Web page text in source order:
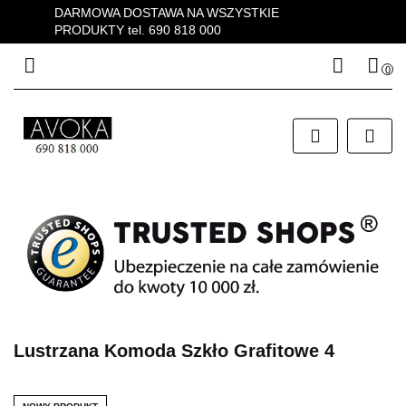
DARMOWA DOSTAWA NA WSZYSTKIE
PRODUKTY tel. 690 818 000
Zaloguj się
Zarejestruj się
0
Lustrzana Komoda Szkło Grafitowe 4